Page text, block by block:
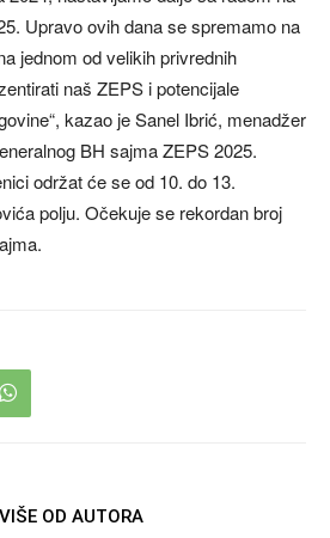
Upravo ovih dana se spremamo na
jednom od velikih privrednih
naš ZEPS i potencijale
kazao je Sanel Ibrić, menadžer
BH sajma ZEPS 2025.
održat će se od 10. do 13.
polju. Očekuje se rekordan broj
VIŠE OD AUTORA